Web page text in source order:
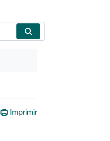
Imprimir